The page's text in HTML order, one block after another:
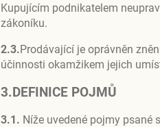
Kupujícím podnikatelem
zákoníku.
2.3.Prodávající je oprávněn
účinnosti okamžikem jejich
3.DEFINICE POJMŮ
3.1. Níže uvedené pojmy